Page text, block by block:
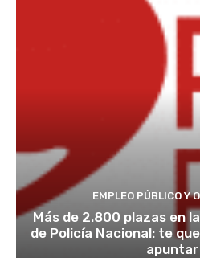
EMPLEO PÚBLICO Y
Más de 2.800 plazas en
de Policía Nacional: te